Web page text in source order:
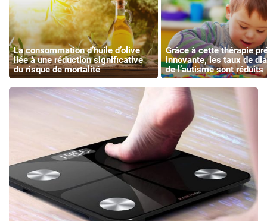
La consommation d’huile d’olive
liée à une réduction significative
du risque de mortalité
Grâce à cette thérapie
innovante, les taux de
de l’autisme sont réduits